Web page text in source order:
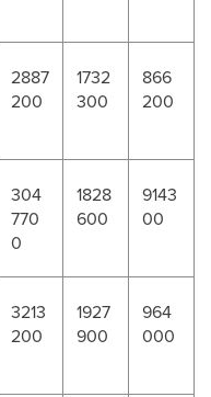
2887
200
1732
300
866
200
304
770
0
1828
600
9143
00
3213
200
1927
900
964
000